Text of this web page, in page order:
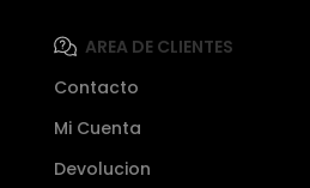
AREA DE CLIENTES
Contacto
Mi Cuenta
Devolucion